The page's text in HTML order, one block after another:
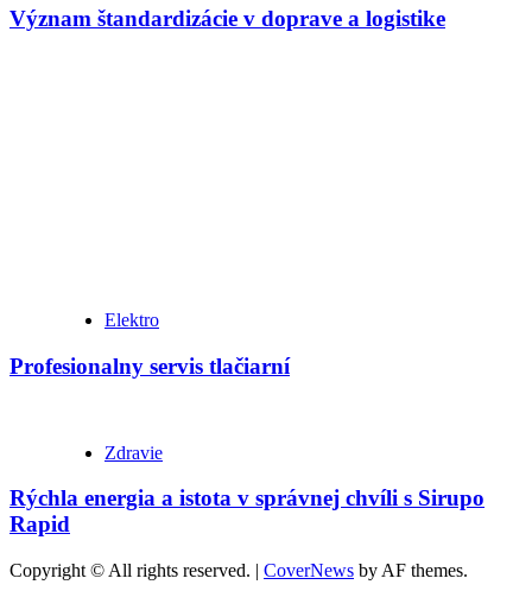
Význam štandardizácie v doprave a logistike
Elektro
Profesionalny servis tlačiarní
Zdravie
Rýchla energia a istota v správnej chvíli s Sirupo
Rapid
Copyright © All rights reserved. | CoverNews by AF themes.